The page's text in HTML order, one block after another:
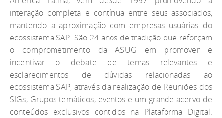
interação completa e contínua entre seus associados,
mantendo a aproximação com empresas usuárias do
ecossistema SAP. São 24 anos de tradição que reforçam
o comprometimento da ASUG em promover e
incentivar o debate de temas relevantes e
esclarecimentos de dúvidas relacionadas ao
ecossistema SAP, através da realização de Reuniões dos
SIGs, Grupos temáticos, eventos e um grande acervo de
conteúdos exclusivos contidos na Plataforma Digital.